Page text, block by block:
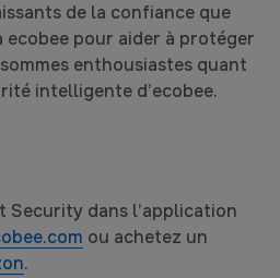
de la confiance que
pour aider à protéger
enthousiastes quant
intelligente d’ecobee.
Security dans l’application
ou achetez un
.